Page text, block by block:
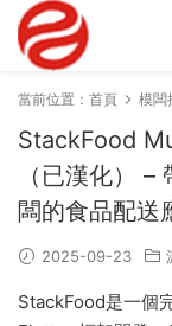
當前位置： 首頁 模闆
StackFood
（已漢化）
闆的食品配送
2025-09-23
StackFood是一個